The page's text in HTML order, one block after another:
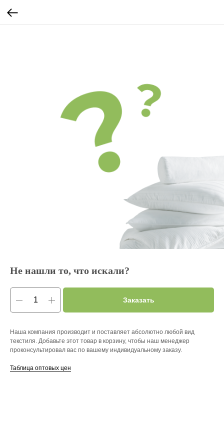
Не нашли то, что искали?
Заказать
Наша компания производит и поставляет абсолютно любой вид
текстиля. Добавьте этот товар в корзину, чтобы наш менеджер
проконсультировал вас по вашему индивидуальному заказу.
Таблица оптовых цен